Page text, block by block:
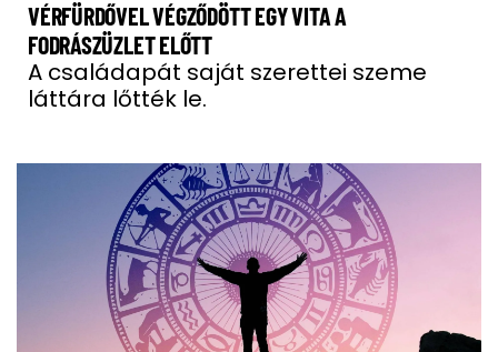
VÉRFÜRDŐVEL VÉGZŐDÖTT EGY VITA A
FODRÁSZÜZLET ELŐTT
A családapát saját szerettei szeme
láttára lőtték le.